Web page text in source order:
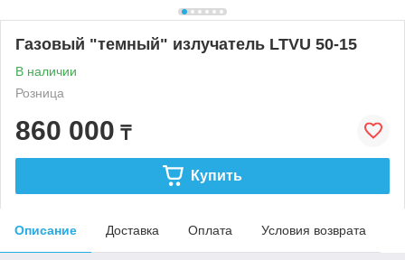
Газовый "темный" излучатель LTVU 50-15
В наличии
Розница
860 000 ₸
Купить
Описание Доставка Оплата Условия возврата